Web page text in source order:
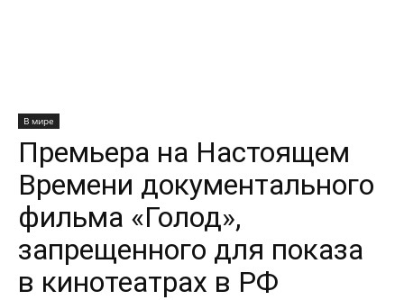
В мире
Премьера на Настоящем
Времени документального
фильма «Голод»,
запрещенного для показа
в кинотеатрах в РФ